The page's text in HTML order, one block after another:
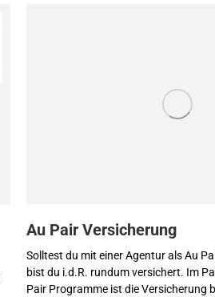
Au Pair Versicherung
Solltest du mit einer Agentur als Au
bist du i.d.R. rundum versichert. Im
Pair Programme ist die Versicherung